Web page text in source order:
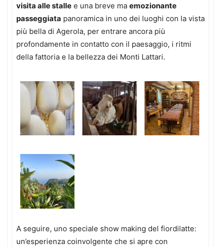
visita alle stalle e una breve ma emozionante
passeggiata panoramica in uno dei luoghi con la vista
più bella di Agerola, per entrare ancora più
profondamente in contatto con il paesaggio, i ritmi
della fattoria e la bellezza dei Monti Lattari.
A seguire, uno speciale show making del fiordilatte:
un’esperienza coinvolgente che si apre con